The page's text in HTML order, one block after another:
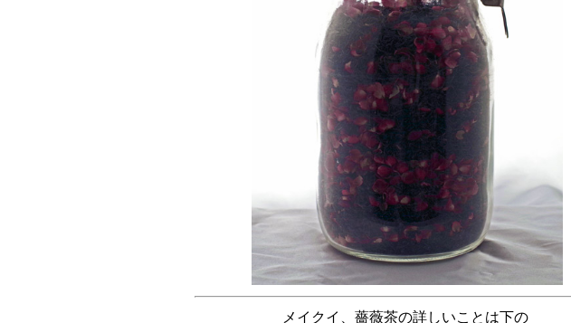
メイクイ、薔薇茶の詳しいことは下の